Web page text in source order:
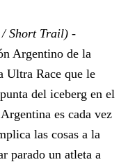
Short Trail) -
Argentino de la
Ultra Race que le
del iceberg en el
es cada vez
las cosas a la
parado un atleta a